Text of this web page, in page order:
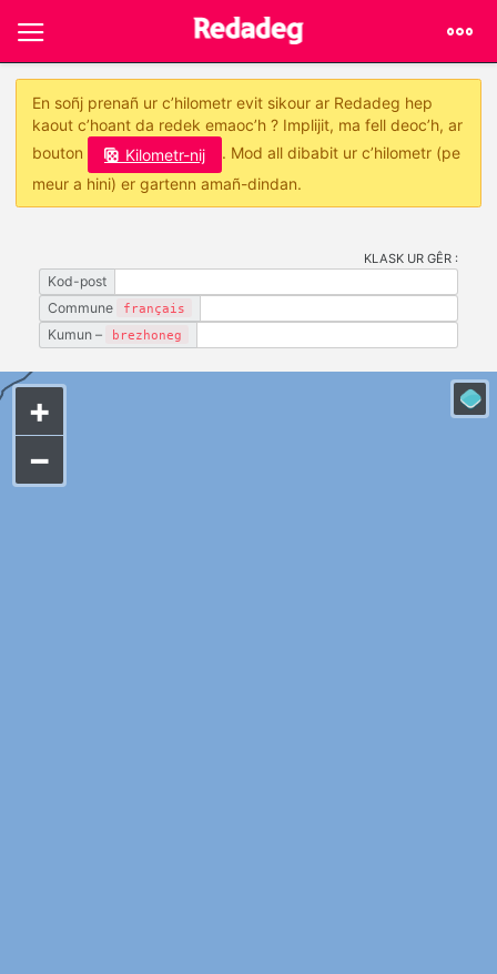
En soñj prenañ ur c’hilometr evit sikour ar Redadeg hep
kaout c’hoant da redek emaoc’h ? Implijit, ma fell deoc’h, ar
bouton
Kilometr-nij
. Mod all dibabit ur c’hilometr (pe
meur a hini) er gartenn amañ-dindan.
KLASK UR GÊR :
Kod-post
Commune
français
Kumun – brezhoneg
+
−